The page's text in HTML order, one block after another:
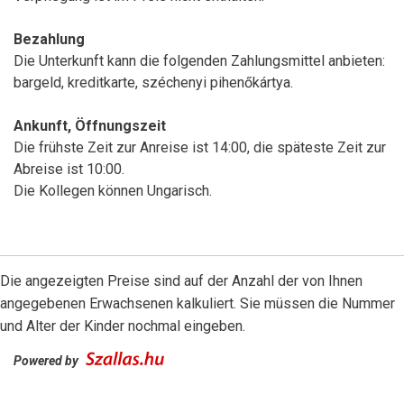
Bezahlung
Die Unterkunft kann die folgenden Zahlungsmittel anbieten:
bargeld, kreditkarte, széchenyi pihenőkártya.
Ankunft, Öffnungszeit
Die frühste Zeit zur Anreise ist 14:00, die späteste Zeit zur
Abreise ist 10:00.
Die Kollegen können Ungarisch.
Die angezeigten Preise sind auf der Anzahl der von Ihnen
angegebenen Erwachsenen kalkuliert. Sie müssen die Nummer
und Alter der Kinder nochmal eingeben.
Powered by